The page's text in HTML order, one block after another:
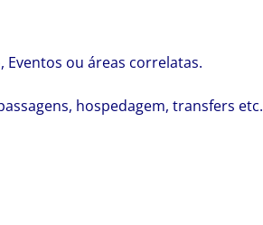
ou áreas correlatas.
hospedagem, transfers etc.